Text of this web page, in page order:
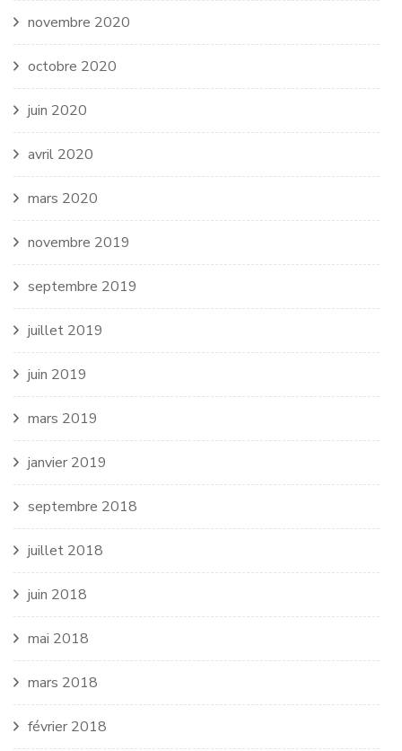
novembre 2020
octobre 2020
juin 2020
avril 2020
mars 2020
novembre 2019
septembre 2019
juillet 2019
juin 2019
mars 2019
janvier 2019
septembre 2018
juillet 2018
juin 2018
mai 2018
mars 2018
février 2018